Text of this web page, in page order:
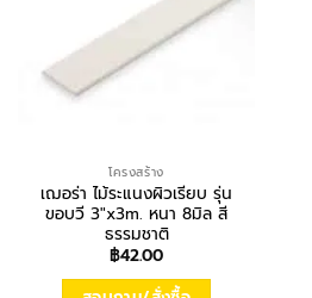
โครงสร้าง
เฌอร่า ไม้ระแนงผิวเรียบ รุ่น
ขอบวี 3″x3m. หนา 8มิล สี
ธรรมชาติ
฿42.00